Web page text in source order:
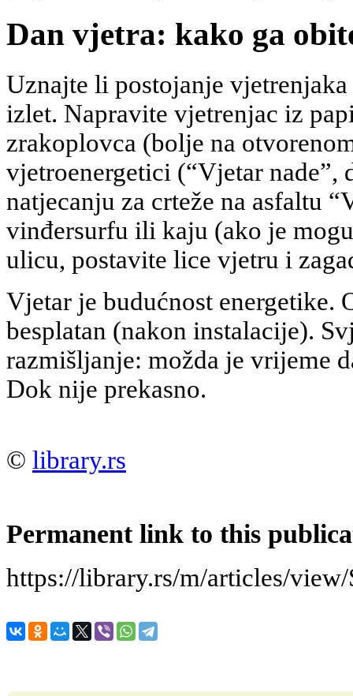
Dan vjetra: kako ga
Uznajte li postojanje
izlet. Napravite vjetrenjac iz
zrakoplovca (bolje na
vjetroenergetici (“Vjetar nade”,
natjecanju za crteže na asfaltu
vinđersurfu ili kaju (ako je
ulicu, postavite lice vjetru i
Vjetar je budućnost energetike.
besplatan (nakon instalacije).
razmišljanje: možda je vrijeme
Dok nije prekasno.
© library.rs
Permanent link to this
https://library.rs/m/articles/